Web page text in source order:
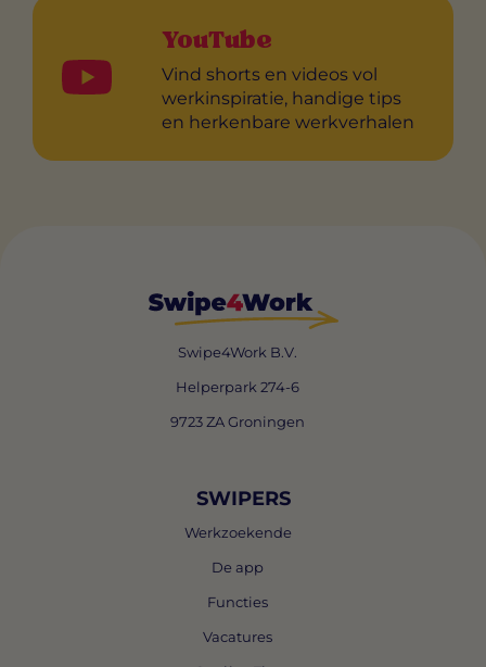
YouTube
Vind shorts en videos vol
werkinspiratie, handige tips
en herkenbare werkverhalen
Swipe4Work B.V.
Helperpark 274-6
9723 ZA Groningen
SWIPERS
Werkzoekende
De app
Functies
Vacatures